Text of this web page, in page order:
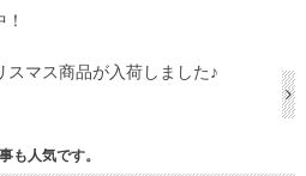
スマス商品が入荷しました♪
も人気です。